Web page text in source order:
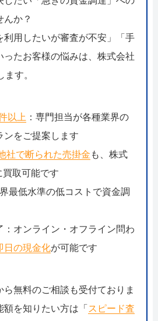
んか？
利用したいが審査が不安」「手
ったお客様の悩みは、株式会社
す。
以上 ：専門担当が各種業界の
ンをご提案します
社で断られた売掛金 も、株式
取可能です
最低水準の低コストで資金調
：オンライン・オフライン問わ
日の現金化が可能です
ら無料のご相談も受付ておりま
を知りたい方は「 スピード査